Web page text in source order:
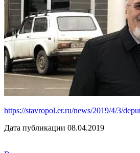
https://stavropol.er.ru/news/2019/4/3/
Дата публикации 08.04.2019